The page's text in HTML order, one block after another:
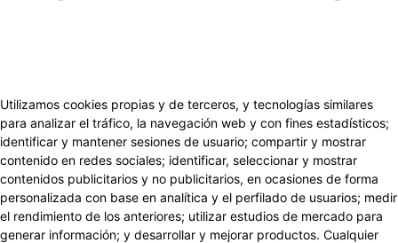
Utilizamos cookies propias y de terceros, y tecnologías similares
para analizar el tráfico, la navegación web y con fines estadísticos;
identificar y mantener sesiones de usuario; compartir y mostrar
contenido en redes sociales; identificar, seleccionar y mostrar
contenidos publicitarios y no publicitarios, en ocasiones de forma
personalizada con base en analítica y el perfilado de usuarios; medir
el rendimiento de los anteriores; utilizar estudios de mercado para
generar información; y desarrollar y mejorar productos. Cualquier